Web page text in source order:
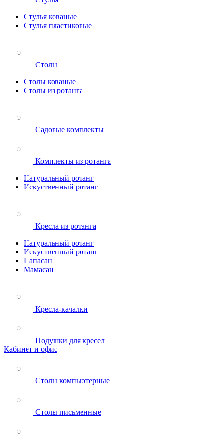
Стулья кованые
Стулья пластиковые
Столы
Столы кованые
Столы из ротанга
Садовые комплекты
Комплекты из ротанга
Натуральный ротанг
Искуственный ротанг
Кресла из ротанга
Натуральный ротанг
Искуственный ротанг
Папасан
Мамасан
Кресла-качалки
Подушки для кресел
Кабинет и офис
Столы компьютерные
Столы письменные